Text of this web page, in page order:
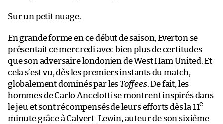
Sur un petit nuage.
En grande forme en ce début de saison, Everton se
présentait ce mercredi avec bien plus de certitudes
que son adversaire londonien de West Ham United. Et
cela s’est vu, dès les premiers instants du match,
globalement dominés par les Toffees. De fait, les
hommes de Carlo Ancelotti se montrent inspirés dans
le jeu et sont récompensés de leurs efforts dès la 11e
minute grâce à Calvert-Lewin, auteur de son sixième